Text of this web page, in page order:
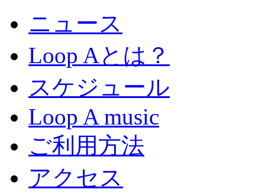
ニュース
Loop Aとは？
スケジュール
Loop A music
ご利用方法
アクセス